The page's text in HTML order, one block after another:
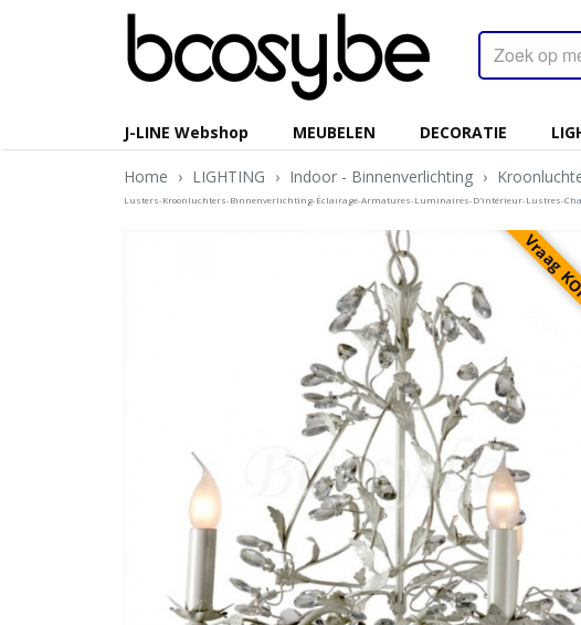
J-LINE Webshop MEUBELEN DECORATIE
Home › LIGHTING › Indoor - Binnenverlichting ›
Lusters-Kroonluchters-Binnenverlichting-Éclairage-Armatures-Luminaires-D'intérieur-Lustres-
Vraag